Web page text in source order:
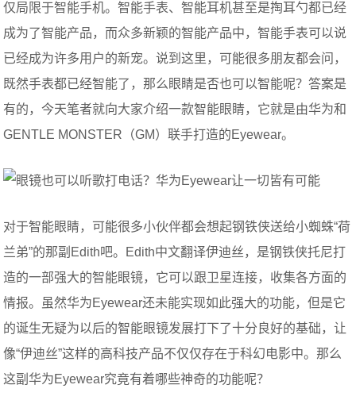
仅局限于智能手机。智能手表、智能耳机甚至是掏耳勺都已经
成为了智能产品，而众多新颖的智能产品中，智能手表可以说
已经成为许多用户的新宠。说到这里，可能很多朋友都会问，
既然手表都已经智能了，那么眼睛是否也可以智能呢？答案是
有的，今天笔者就向大家介绍一款智能眼睛，它就是由华为和
GENTLE MONSTER（GM）联手打造的Eyewear。
对于智能眼睛，可能很多小伙伴都会想起钢铁侠送给小蜘蛛“荷
兰弟”的那副Edith吧。Edith中文翻译伊迪丝，是钢铁侠托尼打
造的一部强大的智能眼镜，它可以跟卫星连接，收集各方面的
情报。虽然华为Eyewear还未能实现如此强大的功能，但是它
的诞生无疑为以后的智能眼镜发展打下了十分良好的基础，让
像“伊迪丝”这样的高科技产品不仅仅存在于科幻电影中。那么
这副华为Eyewear究竟有着哪些神奇的功能呢？